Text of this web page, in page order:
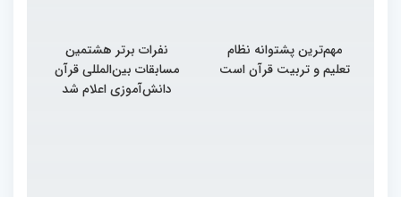
مهم‌ترین پشتوانه نظام
تعلیم و تربیت قرآن است
نفرات برتر هشتمین
مسابقات بین‌المللی قرآن
دانش‌آموزی اعلام شد